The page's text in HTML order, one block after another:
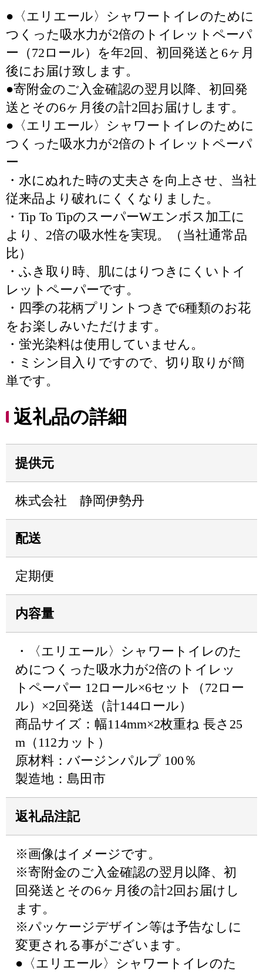
●〈エリエール〉シャワートイレのために
つくった吸水力が2倍のトイレットペーパ
ー（72ロール）を年2回、初回発送と6ヶ月
後にお届け致します。
●寄附金のご入金確認の翌月以降、初回発
送とその6ヶ月後の計2回お届けします。
●〈エリエール〉シャワートイレのために
つくった吸水力が2倍のトイレットペーパ
ー
・水にぬれた時の丈夫さを向上させ、当社
従来品より破れにくくなりました。
・Tip To TipのスーパーWエンボス加工に
より、2倍の吸水性を実現。（当社通常品
比）
・ふき取り時、肌にはりつきにくいトイ
レットペーパーです。
・四季の花柄プリントつきで6種類のお花
をお楽しみいただけます。
・蛍光染料は使用していません。
・ミシン目入りですので、切り取りが簡
単です。
返礼品の詳細
提供元
株式会社 静岡伊勢丹
配送
定期便
内容量
・〈エリエール〉シャワートイレのた
めにつくった吸水力が2倍のトイレッ
トペーパー 12ロール×6セット（72ロー
ル）×2回発送（計144ロール）
商品サイズ：幅114mm×2枚重ね 長さ25
m（112カット）
原材料：バージンパルプ 100％
製造地：島田市
返礼品注記
※画像はイメージです。
※寄附金のご入金確認の翌月以降、初
回発送とその6ヶ月後の計2回お届けし
ます。
※パッケージデザイン等は予告なしに
変更される事がございます。
●〈エリエール〉シャワートイレのた